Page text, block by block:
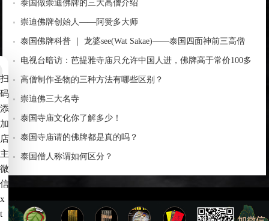
泰国做崇迪佛牌的三大高僧介绍
崇迪佛牌创始人——阿赞多大师
泰国佛牌科普 ｜ 龙婆see(Wat Sakae)——泰国四面神前三高僧
电视台暗访：芭提雅寺庙只允许中国人进，佛牌高于常价100多
倍！
高僧制作圣物的三种方法有哪些区别？
崇迪佛三大名寺
泰国寺庙文化你了解多少！
泰国寺庙请的佛牌都是真的吗？
泰国僧人称谓如何区分？
扫
码
添
加
店
主
微
信
x
t